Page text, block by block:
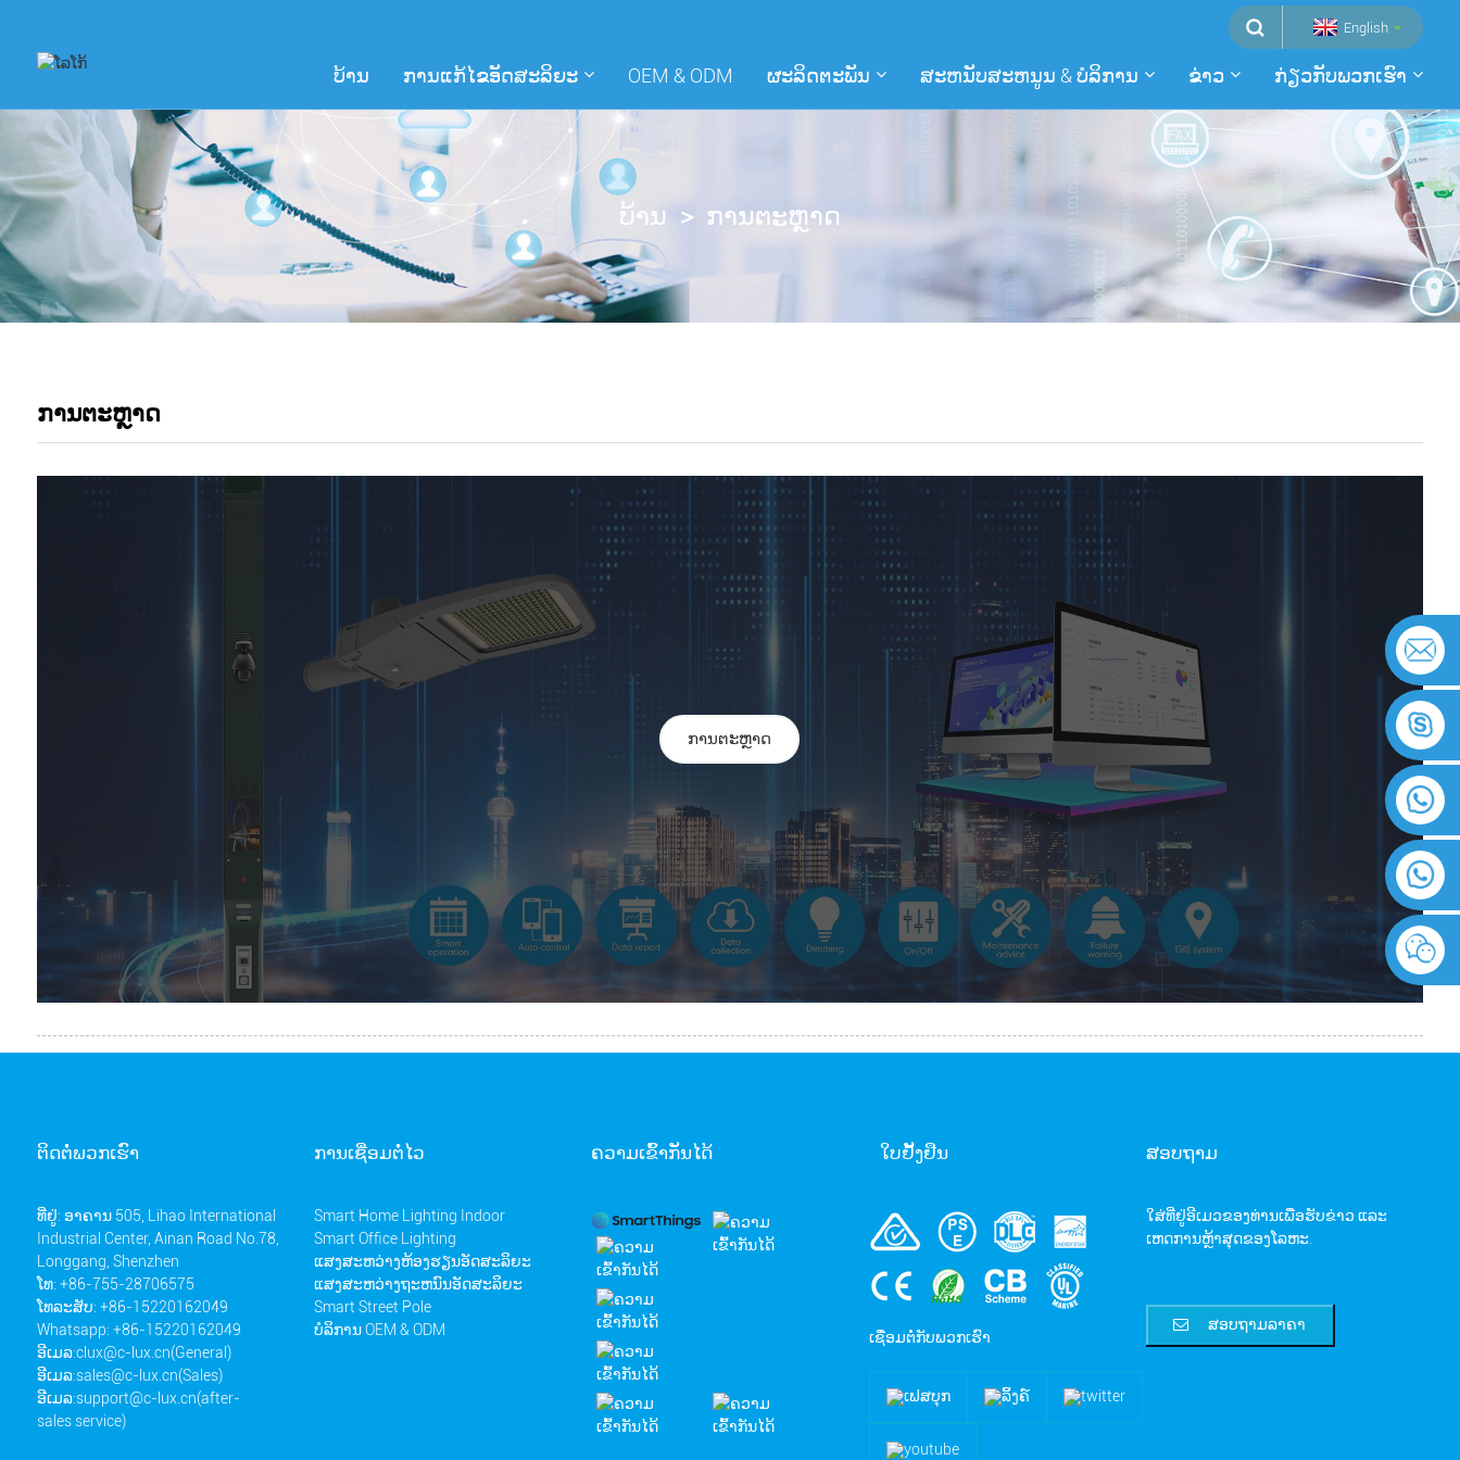
English
ບ້ານ ການແກ້ໄຂອັດສະລິຍະ OEM & ODM ຜະລິດຕະພັນ ສະຫນັບສະຫນູນ & ບໍລິການ ຂ່າວ ກ່ຽວ​ກັບ​ພວກ​ເຮົາ
ບ້ານ ການຕະຫຼາດ
ການຕະຫຼາດ
ການຕະຫຼາດ
ຕິດ​ຕໍ່​ພວກ​ເຮົາ
ທີ່ຢູ່: ອາຄານ 505, Lihao International
Industrial Center, Ainan Road No.78,
Longgang, Shenzhen
ໂທ: +86-755-28706575
ໂທລະສັບ: +86-15220162049
Whatsapp: +86-15220162049
ອີເມລ:clux@c-lux.cn(General)
ອີເມລ:sales@c-lux.cn(Sales)
ອີເມລ:support@c-lux.cn(after-
sales service)
ການເຊື່ອມຕໍ່ໄວ
Smart Home Lighting Indoor
Smart Office Lighting
ແສງສະຫວ່າງຫ້ອງຮຽນອັດສະລິຍະ
ແສງສະຫວ່າງຖະຫນົນອັດສະລິຍະ
Smart Street Pole
ບໍລິການ OEM & ODM
ຄວາມເຂົ້າກັນໄດ້ ໃບຢັ້ງຢືນ
ເຊື່ອມຕໍ່ກັບພວກເຮົາ
ສອບຖາມ
ໃສ່ທີ່ຢູ່ອີເມວຂອງທ່ານເພື່ອຮັບຂ່າວ ແລະ
ເຫດການຫຼ້າສຸດຂອງໂລຫະ.
ສອບຖາມລາຄາ